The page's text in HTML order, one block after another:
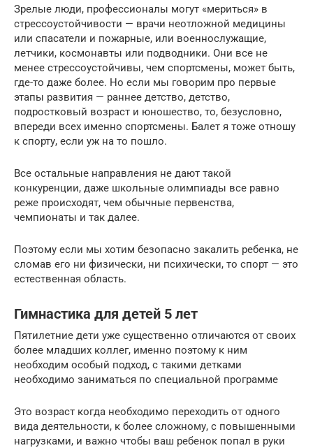
Зрелые люди, профессионалы могут «мериться» в
стрессоустойчивости — врачи неотложной медицины
или спасатели и пожарные, или военнослужащие,
летчики, космонавты или подводники. Они все не
менее стрессоустойчивы, чем спортсмены, может быть,
где-то даже более. Но если мы говорим про первые
этапы развития — раннее детство, детство,
подростковый возраст и юношество, то, безусловно,
впереди всех именно спортсмены. Балет я тоже отношу
к спорту, если уж на то пошло.
Все остальные направления не дают такой
конкуренции, даже школьные олимпиады все равно
реже происходят, чем обычные первенства,
чемпионаты и так далее.
Поэтому если мы хотим безопасно закалить ребенка, не
сломав его ни физически, ни психически, то спорт — это
естественная область.
Гимнастика для детей 5 лет
Пятилетние дети уже существенно отличаются от своих
более младших коллег, именно поэтому к ним
необходим особый подход, с такими детками
необходимо заниматься по специальной программе
Это возраст когда необходимо переходить от одного
вида деятельности, к более сложному, с повышенными
нагрузками, и важно чтобы ваш ребенок попал в руки